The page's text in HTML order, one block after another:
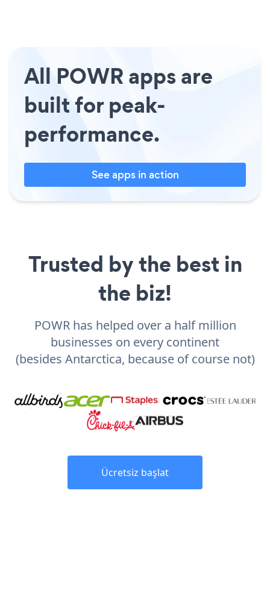
All POWR apps are
built for peak-
performance.
See apps in action
Trusted by the best in
the biz!
POWR has helped over a half million
businesses on every continent
(besides Antarctica, because of course not)
Ücretsiz başlat